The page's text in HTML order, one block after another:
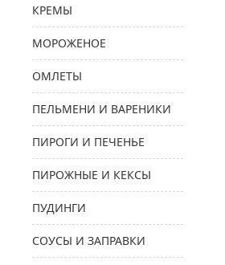
КРЕМЫ
МОРОЖЕНОЕ
ОМЛЕТЫ
ПЕЛЬМЕНИ И ВАРЕНИКИ
ПИРОГИ И ПЕЧЕНЬЕ
ПИРОЖНЫЕ И КЕКСЫ
ПУДИНГИ
СОУСЫ И ЗАПРАВКИ